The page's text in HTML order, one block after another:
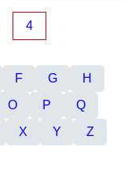
4
F G
H
O P
Q
X Y Z